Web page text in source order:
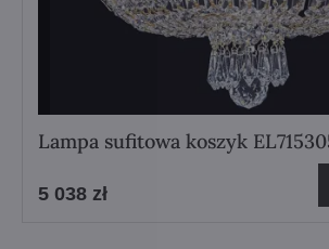
Lampa sufitowa koszyk
5 038 zł